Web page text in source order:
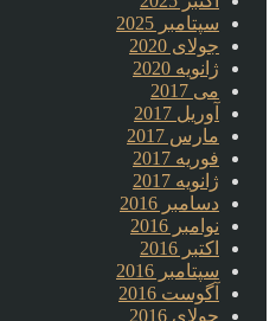
سپتامبر 2025
جولای 2020
ژانویه 2020
می 2017
آوریل 2017
مارس 2017
فوریه 2017
ژانویه 2017
دسامبر 2016
نوامبر 2016
اکتبر 2016
سپتامبر 2016
آگوست 2016
جولای 2016